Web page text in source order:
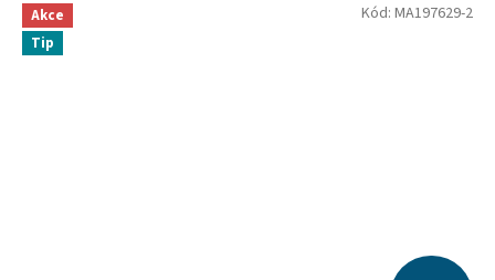
Akce
Tip
Kód: MA197629-2